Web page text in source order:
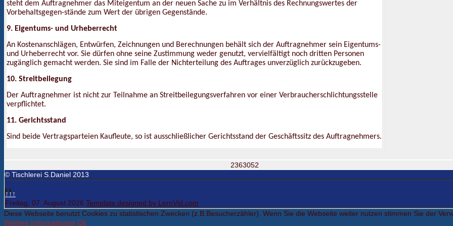
steht dem Auftragnehmer das Miteigentum an der neuen Sache zu im Verhältnis des Rechnungswertes der
Vorbehaltsgegen-stände zum Wert der übrigen Gegenstände.
9. Eigentums- und Urheberrecht
An Kostenanschlägen, Entwürfen, Zeichnungen und Berechnungen behält sich der Auftragnehmer sein Eigentums-
und Urheberrecht vor. Sie dürfen ohne seine Zustimmung weder genutzt, vervielfältigt noch dritten Personen
zugänglich gemacht werden. Sie sind im Falle der Nichterteilung des Auftrages unverzüglich zurückzugeben.
10. Streitbeilegung
Der Auftragnehmer ist nicht zur Teilnahme an Streitbeilegungsverfahren vor einer Verbraucherschlichtungsstelle
verpflichtet.
11. Gerichtsstand
Sind beide Vertragsparteien Kaufleute, so ist ausschließlicher Gerichtsstand der Geschäftssitz des Auftragnehmers.
2363052
© Tischlerei S.Daniel 2013
↑↑↑
Freitag, 07. August 2026 Template designed by LernVid.com
Diese Webseite benutzt Cookies zu statistischen Zwecken (z.B.Besucherzähler). Wenn Sie die Webseite weiter nutzen stimmen Sie der
Weitere Informationen Ok